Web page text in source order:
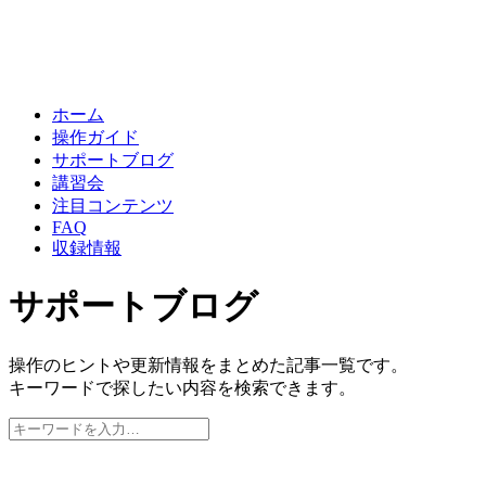
ホーム
操作ガイド
サポートブログ
講習会
注目コンテンツ
FAQ
収録情報
サポートブログ
操作のヒントや更新情報をまとめた記事一覧です。
キーワードで探したい内容を検索できます。